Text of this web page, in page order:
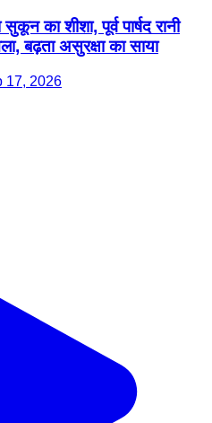
का शीशा, पूर्व पार्षद रानी
बढ़ता असुरक्षा का साया
17, 2026